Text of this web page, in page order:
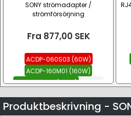
SONY strömadapter /
strömförsörjning
Fra 877,00 SEK
ACDP-060S03 (60W)
ACDP-160M01 (160W)
ACDP-120D01 (120W) Se alla
Produktbeskrivning -